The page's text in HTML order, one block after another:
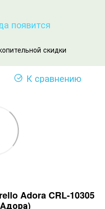
появится
скидки
К сравнению
Adora CRL-10305